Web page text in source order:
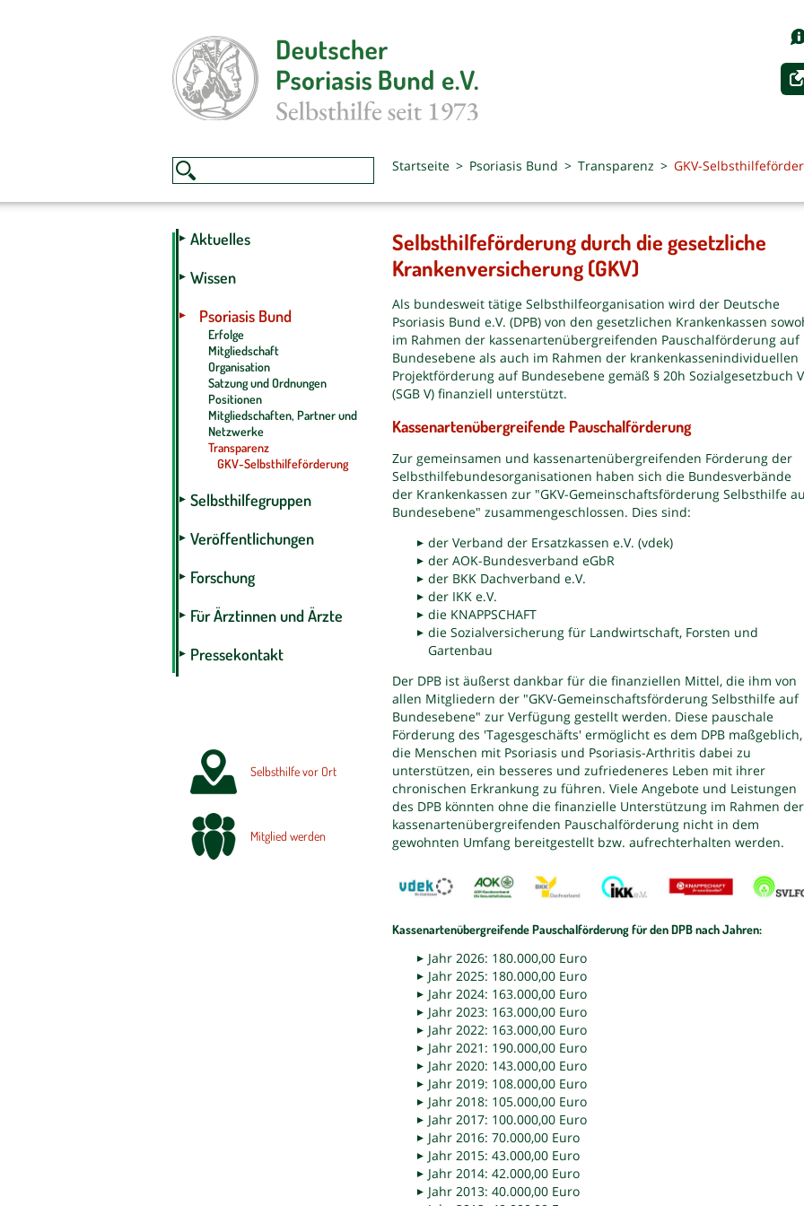
Startseite Psoriasis Bund Transparenz GKV-
Aktuelles
Wissen
Psoriasis Bund
Erfolge
Mitgliedschaft
Organisation
Satzung und Ordnungen
Positionen
Mitgliedschaften, Partner und
Netzwerke
Transparenz
GKV-Selbsthilfeförderung
Selbsthilfegruppen
Veröffentlichungen
Forschung
Für Ärztinnen und Ärzte
Pressekontakt
Selbsthilfe vor Ort
Mitglied werden
Selbsthilfeförderung durch die gesetzliche
Krankenversicherung (GKV)
Als bundesweit tätige Selbsthilfeorganisation wird der Deutsche
Psoriasis Bund e.V. (DPB) von den gesetzlichen Krankenkassen
im Rahmen der kassenartenübergreifenden Pauschalförderung auf
Bundesebene als auch im Rahmen der krankenkassenindividuellen
Projektförderung auf Bundesebene gemäß § 20h Sozialgesetzbuch V
(SGB V) finanziell unterstützt.
Kassenartenübergreifende Pauschalförderung
Zur gemeinsamen und kassenartenübergreifenden Förderung der
Selbsthilfebundesorganisationen haben sich die Bundesverbände
der Krankenkassen zur "GKV-Gemeinschaftsförderung Selbsthilfe
Bundesebene" zusammengeschlossen. Dies sind:
der Verband der Ersatzkassen e.V. (vdek)
der AOK-Bundesverband eGbR
der BKK Dachverband e.V.
der IKK e.V.
die KNAPPSCHAFT
die Sozialversicherung für Landwirtschaft, Forsten und
Gartenbau
Der DPB ist äußerst dankbar für die finanziellen Mittel, die ihm von
allen Mitgliedern der "GKV-Gemeinschaftsförderung Selbsthilfe auf
Bundesebene" zur Verfügung gestellt werden. Diese pauschale
Förderung des 'Tagesgeschäfts' ermöglicht es dem DPB maßgeblich,
die Menschen mit Psoriasis und Psoriasis-Arthritis dabei zu
unterstützen, ein besseres und zufriedeneres Leben mit ihrer
chronischen Erkrankung zu führen. Viele Angebote und Leistungen
des DPB könnten ohne die finanzielle Unterstützung im Rahmen der
kassenartenübergreifenden Pauschalförderung nicht in dem
gewohnten Umfang bereitgestellt bzw. aufrechterhalten werden.
Kassenartenübergreifende Pauschalförderung für den DPB nach Jahren:
Jahr 2026: 180.000,00 Euro
Jahr 2025: 180.000,00 Euro
Jahr 2024: 163.000,00 Euro
Jahr 2023: 163.000,00 Euro
Jahr 2022: 163.000,00 Euro
Jahr 2021: 190.000,00 Euro
Jahr 2020: 143.000,00 Euro
Jahr 2019: 108.000,00 Euro
Jahr 2018: 105.000,00 Euro
Jahr 2017: 100.000,00 Euro
Jahr 2016: 70.000,00 Euro
Jahr 2015: 43.000,00 Euro
Jahr 2014: 42.000,00 Euro
Jahr 2013: 40.000,00 Euro